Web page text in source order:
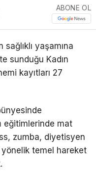
ABONE OL
sağlıklı yaşamına
sunduğu Kadın
kayıtları 27
eğitimlerinde mat
zumba, diyetisyen
temel hareket